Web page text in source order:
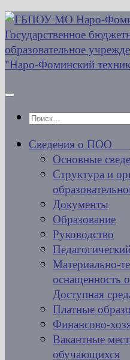
Перейти
к
содержимому
Найти:
Сведения о ПОО
Основные
Структура и
Документы
Образование
Руководство
Материально-
оснащенность
Доступная
Платные
Финансово-
Вакантные
обучающихся